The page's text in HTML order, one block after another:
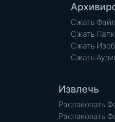
Сжать
Сжать
Сжать
Сжать
Извлечь
Распаковать
Распаковать